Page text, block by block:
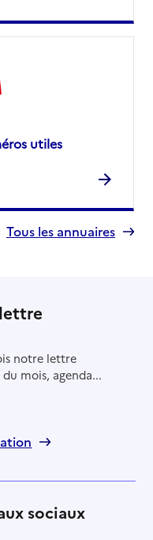
utiles
Tous les annuaires
notre lettre
mois, agenda...
sociaux